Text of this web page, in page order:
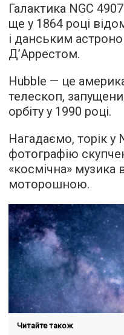
Галактика NGC
ще у 1864 році
і данським
Д’Аррестом.
Hubble — це
телескоп,
орбіту у 1990 році.
Нагадаємо, торік у
фотографію
«космічна» музика
моторошною.
Читайте також